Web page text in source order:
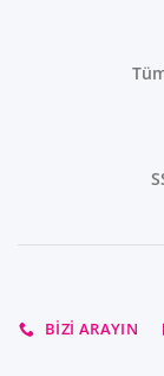
BIZI ARAYIN